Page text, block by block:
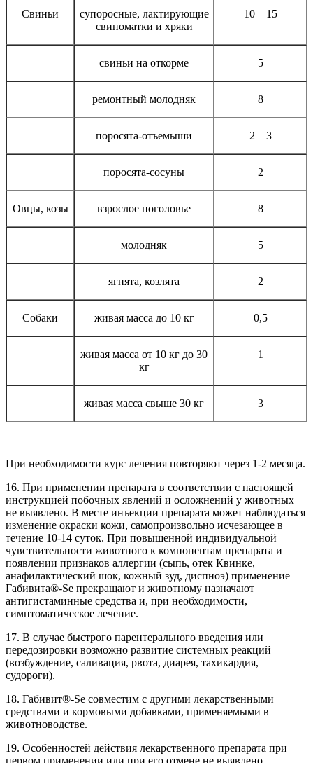
Свиньи
супоросные, лактирующие
свиноматки и хряки
10 – 15
свиньи на откорме 5
ремонтный молодняк 8
поросята-отъемыши 2 – 3
поросята-сосуны 2
Овцы, козы взрослое поголовье 8
молодняк 5
ягнята, козлята 2
Собаки живая масса до 10 кг 0,5
живая масса от 10 кг до 30
кг
1
живая масса свыше 30 кг 3
При необходимости курс лечения повторяют через 1-2 месяца.
16. При применении препарата в соответствии с настоящей
инструкцией побочных явлений и осложнений у животных
не выявлено. В месте инъекции препарата может наблюдаться
изменение окраски кожи, самопроизвольно исчезающее в
течение 10-14 суток. При повышенной индивидуальной
чувствительности животного к компонентам препарата и
появлении признаков аллергии (сыпь, отек Квинке,
анафилактический шок, кожный зуд, диспноэ) применение
Габивита®-Se прекращают и животному назначают
антигистаминные средства и, при необходимости,
симптоматическое лечение.
17. В случае быстрого парентерального введения или
передозировки возможно развитие системных реакций
(возбуждение, саливация, рвота, диарея, тахикардия,
судороги).
18. Габивит®-Se совместим с другими лекарственными
средствами и кормовыми добавками, применяемыми в
животноводстве.
19. Особенностей действия лекарственного препарата при
первом применении или при его отмене не выявлено.